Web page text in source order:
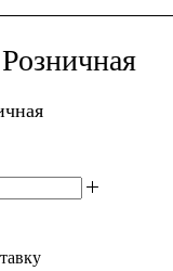
Розничная